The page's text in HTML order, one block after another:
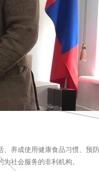
、养成使用健康食品习惯、预
社会服务的非利机构。